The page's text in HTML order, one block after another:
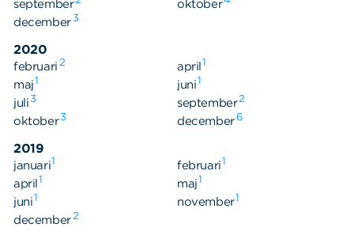
september oktober
december3
2020
februari 2 april1
maj1 juni1
juli3 september2
oktober3 december6
2019
januari1 februari1
april1 maj1
juni1 november1
december2
Sök på sidan: